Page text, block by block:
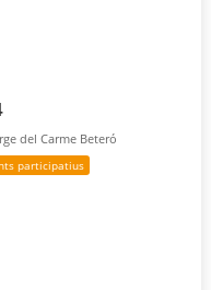
del Carme Beteró
participatius